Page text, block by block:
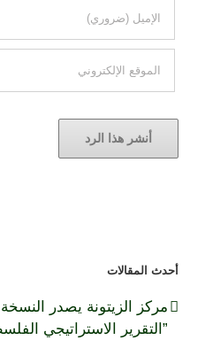
أحدث المقالات
مركز الزيتونة يصدر
”التقرير الاستراتيجي الفلسطيني